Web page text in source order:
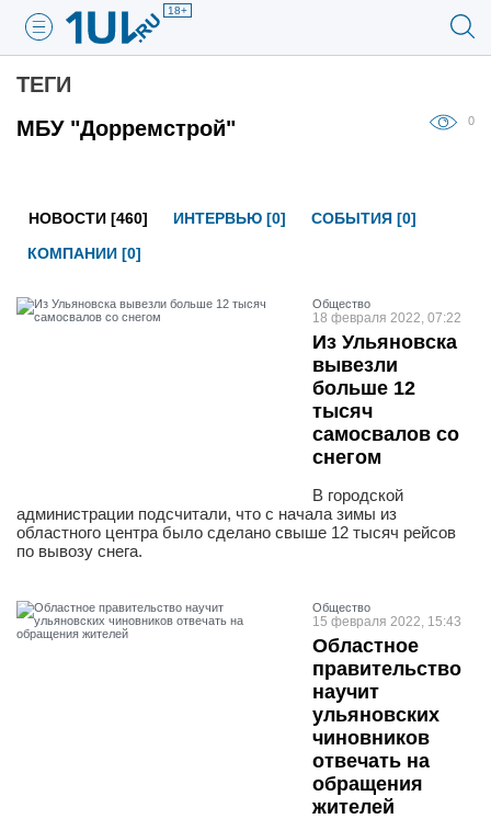
18+
ТЕГИ
МБУ "Дорремстрой"
0
НОВОСТИ [460] ИНТЕРВЬЮ [0]
СОБЫТИЯ [0]
КОМПАНИИ [0]
Общество
18 февраля 2022, 07:22
Из Ульяновска
вывезли
больше 12
тысяч
самосвалов со
снегом
В городской
администрации подсчитали, что с начала зимы из
областного центра было сделано свыше 12 тысяч рейсов
по вывозу снега.
Общество
15 февраля 2022, 15:43
Областное
правительство
научит
ульяновских
чиновников
отвечать на
обращения
жителей